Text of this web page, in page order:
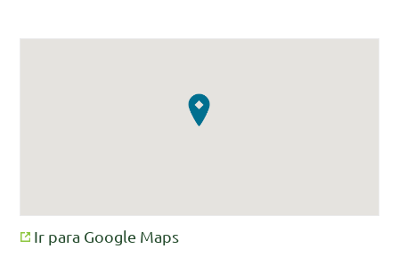
Ir para Google Maps